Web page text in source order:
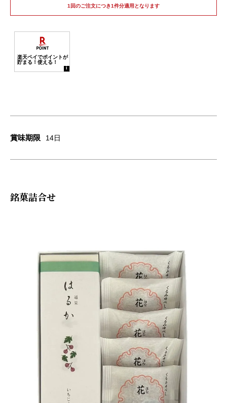
1回のご注文につき1件分適用となります
賞味期限 14日
銘菓詰合せ